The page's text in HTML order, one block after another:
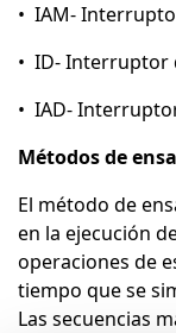
• IAM-
• ID- Interruptor
• IAD-
Métodos de
El método de
en la ejecución
operaciones de
tiempo que se
Las secuencias